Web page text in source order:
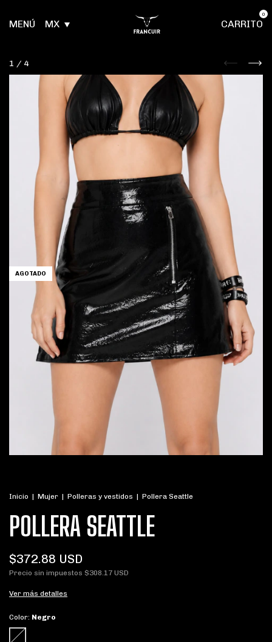
MENÚ MX CARRITO
0
1 / 4
AGOTADO
Inicio | Mujer | Polleras y vestidos | Pollera Seattle
POLLERA SEATTLE
$372.88 USD
Precio sin impuestos $308.17 USD
Ver más detalles
Color: Negro